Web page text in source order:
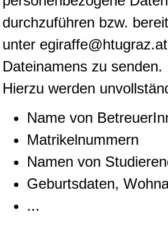
durchzuführen bzw.
unter
Dateinamens zu senden.
Hierzu werden
Name von
Matrikelnummern
Namen von
Geburtsdaten,
...